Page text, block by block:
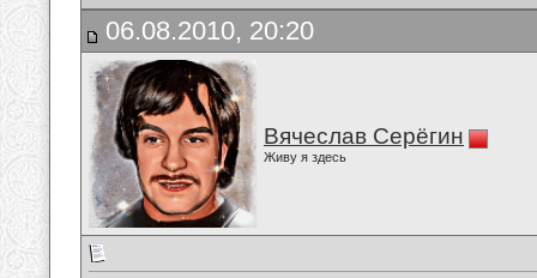
06.08.2010, 20:20
Вячеслав Серёгин
Живу я здесь